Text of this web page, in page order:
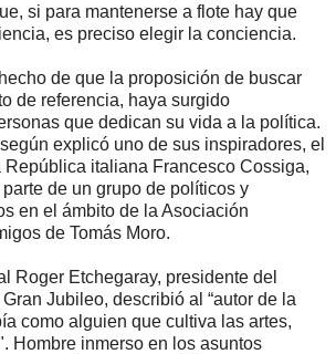
si para mantenerse a flote hay que
es preciso elegir la conciencia.
de que la proposición de buscar
de referencia, haya surgido
que dedican su vida a la política.
explicó uno de sus inspiradores, el
República italiana Francesco Cossiga,
de un grupo de políticos y
en el ámbito de la Asociación
de Tomás Moro.
Roger Etchegaray, presidente del
Jubileo, describió al “autor de la
como alguien que cultiva las artes,
Hombre inmerso en los asuntos